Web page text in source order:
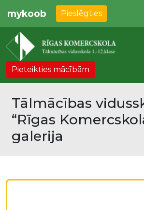
mykoob Pieslēgties
Pieteikties mācībām
Tālmācības
“Rīgas
galerija